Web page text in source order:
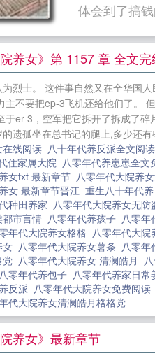
体会到了搞
零年代大院
零年代回城
文免费 清澜
幼儿园当大
门继承人 金
文的病美人[
[快穿] 美人
院养女》第 1157 章 全文
烈士。 这件事自然又在全华国
主不要把ep-3飞机还给他们了。
于er-3，空军把它拆开了拆成了
遗孤坐在总书记的腿上,多少还
在线阅读 八十年代养反派全文阅读
住家属大院 八零年代养崽崽全文
女txt 最新章节 八零年代大院养
女 最新章节晋江 重生八十年代养
种田养家 八零年代大院养女无防
市言情 八零年代养孩子 八零年
年代大院养女格格 八零年代大
女 八零年代大院养女薯条 八零年
党 八零年代大院养女 清澜皓月
八零年代养包子 八零年代养家日常
反派 八零年代大院养女免费阅读
代大院养女清澜皓月格格党
养女》最新章节